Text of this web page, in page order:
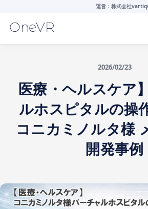
運営：株式会社
OneVR
2026/02/23
医療・ヘルスケア
ルホスピタルの操
コニカミノルタ様
開発事例